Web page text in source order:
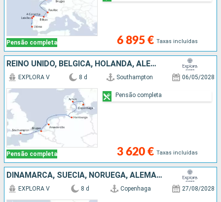
Pensão completa 6 895 € Taxas incluídas
REINO UNIDO, BÉLGICA, HOLANDA, ALEMANHA, DINAMARCA
Pensão completa
EXPLORA V 8 d Southampton 06/05/2028
3 620 € Taxas incluídas
Pensão completa
DINAMARCA, SUÉCIA, NORUEGA, ALEMANHA, REINO UNIDO
EXPLORA V 8 d Copenhaga 27/08/2028